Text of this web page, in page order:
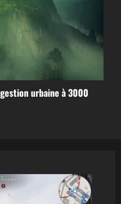
urbaine à 3000